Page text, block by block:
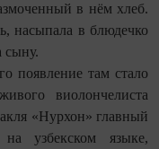
в нём хлеб.
насыпала в блюдечко
сыну.
появление там стало
виолончелиста
«Нурхон» главный
узбекском языке,